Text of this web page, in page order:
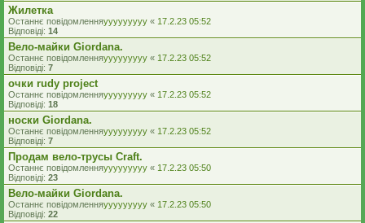
Жилетка
Останнє повідомленняyyyyyyyyy « 17.2.23 05:52
Відповіді: 14
Вело-майки Giordana.
Останнє повідомленняyyyyyyyyy « 17.2.23 05:52
Відповіді: 7
очки rudy project
Останнє повідомленняyyyyyyyyy « 17.2.23 05:52
Відповіді: 18
носки Giordana.
Останнє повідомленняyyyyyyyyy « 17.2.23 05:52
Відповіді: 7
Продам вело-трусы Craft.
Останнє повідомленняyyyyyyyyy « 17.2.23 05:50
Відповіді: 23
Вело-майки Giordana.
Останнє повідомленняyyyyyyyyy « 17.2.23 05:50
Відповіді: 22